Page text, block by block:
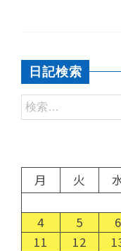
日記検索
月
火
4
5 6
11
12